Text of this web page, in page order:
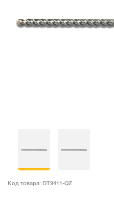
Код товара: DT9411-QZ